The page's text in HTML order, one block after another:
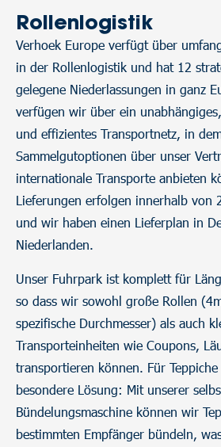
Rollenlogistik
Verhoek Europe verfügt über
in der Rollenlogistik und hat 12
gelegene Niederlassungen in ganz
verfügen wir über ein
und effizientes Transportnetz, in
Sammelgutoptionen über unser
internationale Transporte anbieten
Lieferungen erfolgen innerhalb von
und wir haben einen Lieferplan in
Niederlanden.
Unser Fuhrpark ist komplett für
so dass wir sowohl große Rollen
spezifische Durchmesser) als auch
Transporteinheiten wie Coupons,
transportieren können. Für
besondere Lösung: Mit unserer
Bündelungsmaschine können wir
bestimmten Empfänger bündeln,